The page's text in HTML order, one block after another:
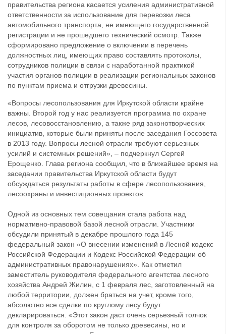
правительства региона касается усиления административной
ответственности за использование для перевозки леса
автомобильного транспорта, не имеющего государственной
регистрации и не прошедшего технический осмотр. Также
сформировано предложение о включении в перечень
должностных лиц, имеющих право составлять протоколы,
сотрудников полиции в связи с наработанной практикой
участия органов полиции в реализации региональных законов
по пунктам приема и отгрузки древесины.
«Вопросы лесопользования для Иркутской области крайне
важны. Второй год у нас реализуется программа по охране
лесов, лесовосстановлению, а также ряд законотворческих
инициатив, которые были приняты после заседания Госсовета
в 2013 году. Вопросы лесной отрасли требуют серьезных
усилий и системных решений», – подчеркнул Сергей
Ерощенко. Глава региона сообщил, что в ближайшее время на
заседании правительства Иркутской области будут
обсуждаться результаты работы в сфере лесопользования,
лесоохраны и инвестиционных проектов.
Одной из основных тем совещания стала работа над
нормативно-правовой базой лесной отрасли. Участники
обсудили принятый в декабре прошлого года 145
федеральный закон «О внесении изменений в Лесной кодекс
Российской Федерации и Кодекс Российской Федерации об
административных правонарушениях». Как отметил
заместитель руководителя федерального агентства лесного
хозяйства Андрей Жилин, с 1 февраля лес, заготовленный на
любой территории, должен браться на учет, кроме того,
абсолютно все сделки по круглому лесу будут
декларироваться. «Этот закон даст очень серьезный толчок
для контроля за оборотом не только древесины, но и